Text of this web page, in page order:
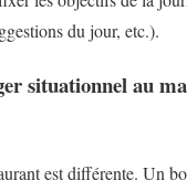
du jour, etc.).
situationnel au
est différente. Un